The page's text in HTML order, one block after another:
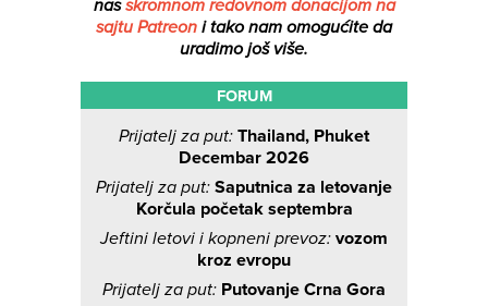
nasskromnom redovnom donacijom na
sajtu Patreon i tako nam omogućite da
uradimo još više.
FORUM
Prijatelj za put: Thailand, Phuket
Decembar 2026
Prijatelj za put: Saputnica za letovanje
Korčula početak septembra
Jeftini letovi i kopneni prevoz: vozom
kroz evropu
Prijatelj za put: Putovanje Crna Gora